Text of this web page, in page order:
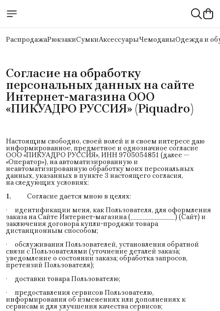
РаспродажаРюкзакиСумкиАксессуарыЧемоданыОдежда и
Согласие на обработку
персональных данных на сайте
Интернет-магазина ООО
«ПИКУАДРО РУССИЯ» (Piquadro)
Настоящим свободно, своей волей и в своем интересе даю
информированное, предметное и однозначное согласие
ООО «ПИКУАДРО РУССИЯ», ИНН 9705054851 (далее —
«Оператор»), на автоматизированную и
неавтоматизированную обработку моих персональных
данных, указанных в пункте 3 настоящего согласия,
на следующих условиях:
1. Согласие дается мною в целях:
· идентификации меня, как Пользователя, для оформления
заказа на Сайте Интернет-магазина (_______________) (Сайт) и
заключения договора купли-продажи товара
дистанционным способом;
· обслуживания Пользователей, установления обратной
связи с Пользователями (уточнение деталей заказа;
уведомление о состоянии заказа; обработка запросов,
претензий Пользователя);
· доставки товара Пользователю;
· предоставления сервисов Пользователю,
информирования об изменениях или дополнениях к
сервисам и для улучшения качества сервисов;